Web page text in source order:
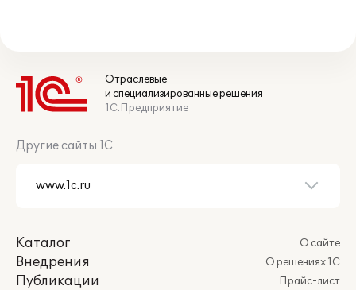
Отраслевые
и специализированные решения
1С:Предприятие
Другие сайты 1С
Каталог
Внедрения
Публикации
О сайте
О решениях 1С
Прайс-лист